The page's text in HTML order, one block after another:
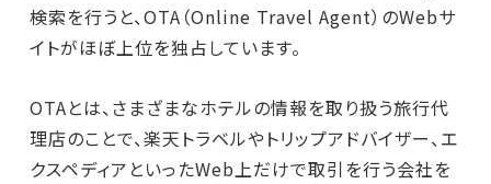
検索を行うと、OTA（Online Travel Agent）のWebサ
イトがほぼ上位を独占しています。
OTAとは、さまざまなホテルの情報を取り扱う旅行代
理店のことで、楽天トラベルやトリップアドバイザー、エ
クスペディアといったWeb上だけで取引を行う会社を